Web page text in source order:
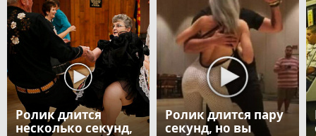
Ролик длится
несколько секунд,
Ролик длится пару
секунд, но вы